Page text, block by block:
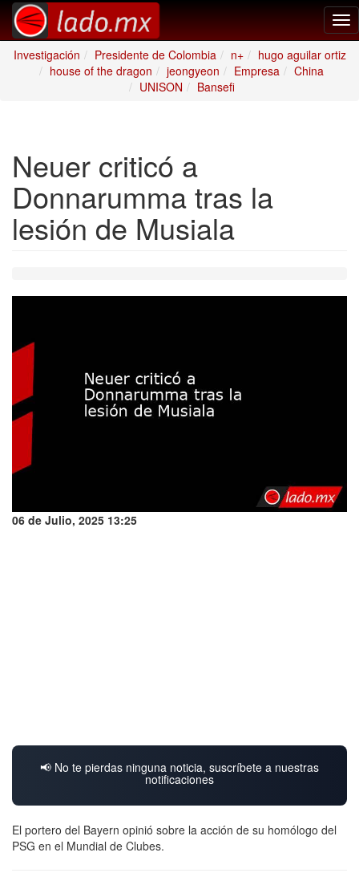
Investigación
Presidente de Colombia n+
hugo aguilar ortiz
house of the dragon
jeongyeon Empresa
China
UNISON
Bansefi
Neuer criticó a
Donnarumma tras la
lesión de Musiala
06 de Julio, 2025 13:25
📢 No te pierdas ninguna noticia, suscríbete a nuestras
notificaciones
El portero del Bayern opinió sobre la acción de su homólogo del
PSG en el Mundial de Clubes.